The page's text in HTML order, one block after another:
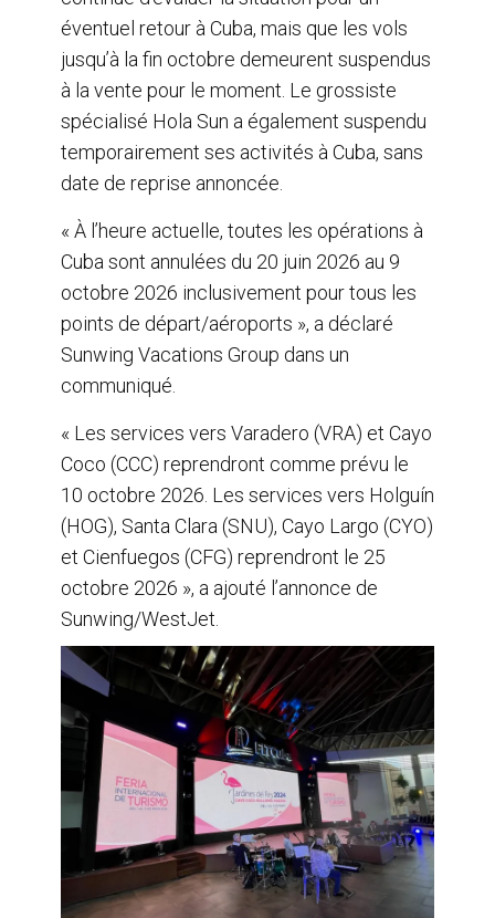
éventuel retour à Cuba, mais que les vols
jusqu’à la fin octobre demeurent suspendus
à la vente pour le moment. Le grossiste
spécialisé Hola Sun a également suspendu
temporairement ses activités à Cuba, sans
date de reprise annoncée.
« À l’heure actuelle, toutes les opérations à
Cuba sont annulées du 20 juin 2026 au 9
octobre 2026 inclusivement pour tous les
points de départ/aéroports », a déclaré
Sunwing Vacations Group dans un
communiqué.
« Les services vers Varadero (VRA) et Cayo
Coco (CCC) reprendront comme prévu le
10 octobre 2026. Les services vers Holguín
(HOG), Santa Clara (SNU), Cayo Largo (CYO)
et Cienfuegos (CFG) reprendront le 25
octobre 2026 », a ajouté l’annonce de
Sunwing/WestJet.